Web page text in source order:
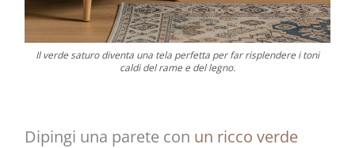
Il verde saturo diventa una tela perfetta per far risplendere i toni
caldi del rame e del legno.
Dipingi una parete con un ricco verde